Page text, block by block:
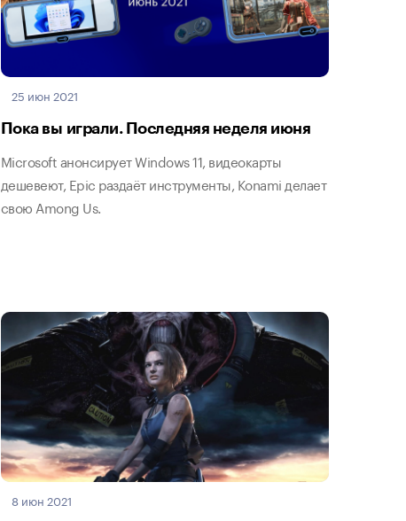
25 июн 2021
Пока вы играли. Последняя неделя июня
Microsoft анонсирует Windows 11, видеокарты
дешевеют, Epic раздаёт инструменты, Konami делает
свою Among Us.
8 июн 2021